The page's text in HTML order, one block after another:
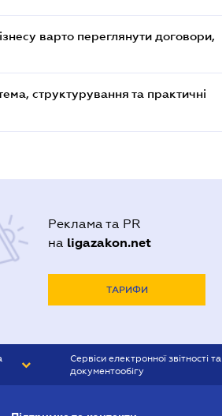
варто переглянути договори,
структурування та практичні
Реклама та PR
на ligazakon.net
ТАРИФИ
Сервіси електронної звітності та
документообігу